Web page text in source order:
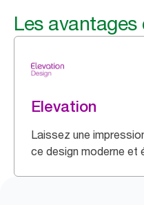
Les avantages
Elevation
Laissez une
ce design moderne et